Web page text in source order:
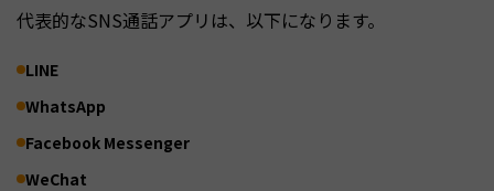
代表的なSNS通話アプリは、以下になります。
LINE
WhatsApp
Facebook Messenger
WeChat